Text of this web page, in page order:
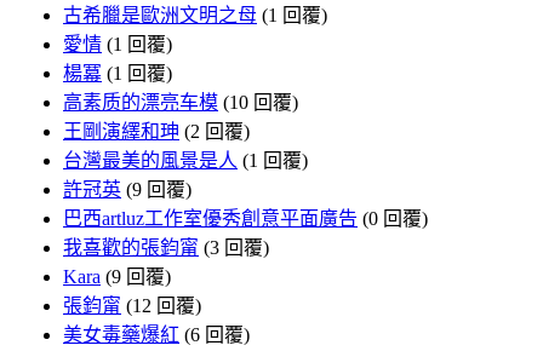
古希臘是歐洲文明之母 (1 回覆)
愛情 (1 回覆)
楊冪 (1 回覆)
高素质的漂亮车模 (10 回覆)
王剛演繹和珅 (2 回覆)
台灣最美的風景是人 (1 回覆)
許冠英 (9 回覆)
巴西artluz工作室優秀創意平面廣告 (0 回覆)
我喜歡的張鈞甯 (3 回覆)
Kara (9 回覆)
張鈞甯 (12 回覆)
美女毒藥爆紅 (6 回覆)